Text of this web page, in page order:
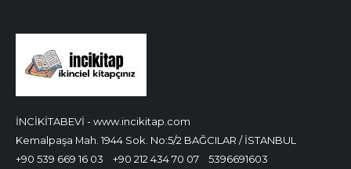
İNCİKİTABEVİ - www.incikitap.com
Kemalpaşa Mah. 1944 Sok. No:5/2 BAĞCILAR / İSTANBUL
+90 539 669 16 03
+90 212 434 70 07
5396691603